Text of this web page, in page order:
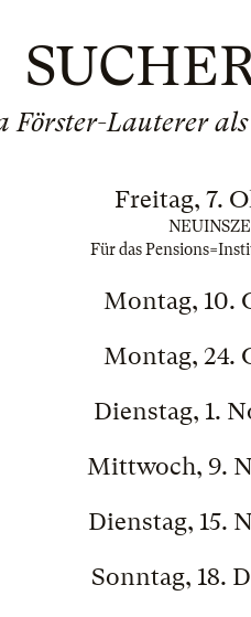
Förster-Lauterer
Freitag, 7.
Für das
Montag, 10.
Montag, 24.
Dienstag, 1.
Mittwoch, 9.
Dienstag, 15.
Sonntag, 18.